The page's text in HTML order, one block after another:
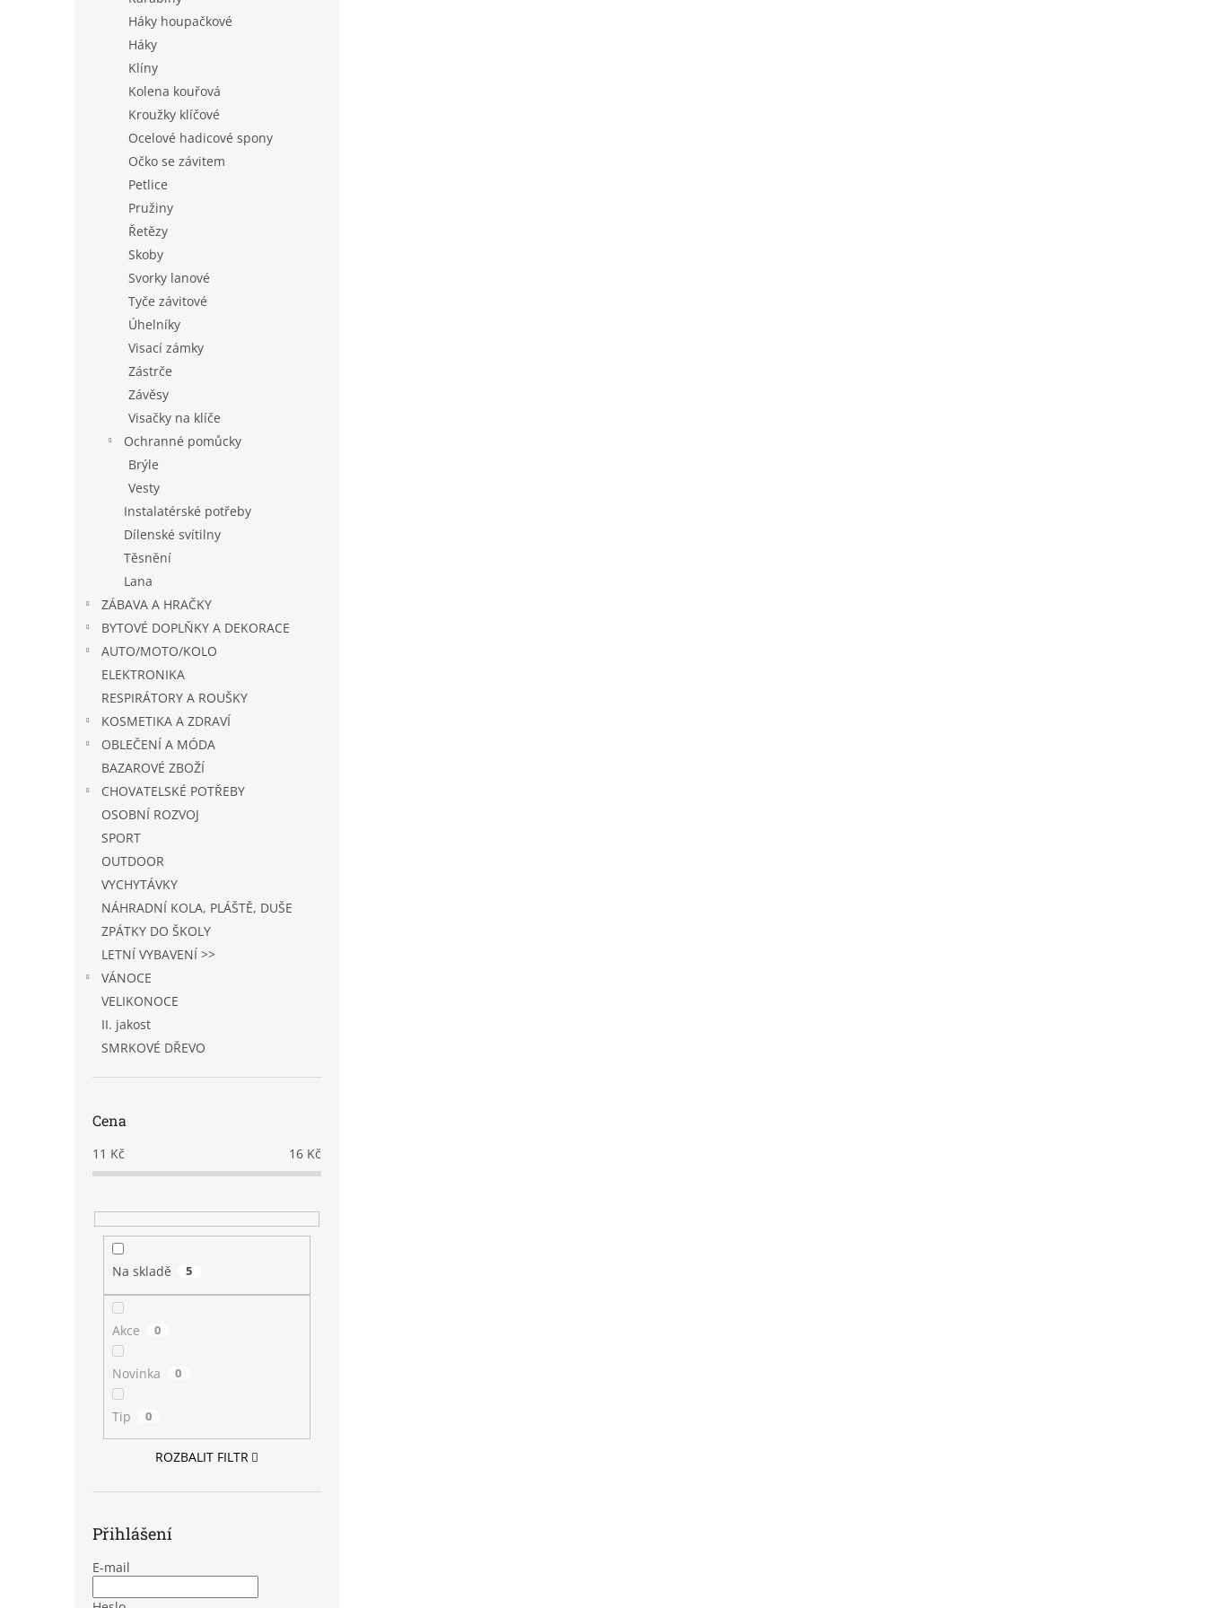
Háky houpačkové
Háky
Klíny
Kolena kouřová
Kroužky klíčové
Ocelové hadicové spony
Očko se závitem
Petlice
Pružiny
Řetězy
Skoby
Svorky lanové
Tyče závitové
Úhelníky
Visací zámky
Zástrče
Závěsy
Visačky na klíče
Ochranné pomůcky
Brýle
Vesty
Instalatérské potřeby
Dílenské svítilny
Těsnění
Lana
ZÁBAVA A HRAČKY
BYTOVÉ DOPLŇKY A DEKORACE
AUTO/MOTO/KOLO
ELEKTRONIKA
RESPIRÁTORY A ROUŠKY
KOSMETIKA A ZDRAVÍ
OBLEČENÍ A MÓDA
BAZAROVÉ ZBOŽÍ
CHOVATELSKÉ POTŘEBY
OSOBNÍ ROZVOJ
SPORT
OUTDOOR
VYCHYTÁVKY
NÁHRADNÍ KOLA, PLÁŠTĚ, DUŠE
ZPÁTKY DO ŠKOLY
LETNÍ VYBAVENÍ >>
VÁNOCE
VELIKONOCE
II. jakost
SMRKOVÉ DŘEVO
Cena
11 Kč 16 Kč
Na skladě 5
Akce 0
Novinka 0
Tip 0
ROZBALIT FILTR
Přihlášení
E-mail